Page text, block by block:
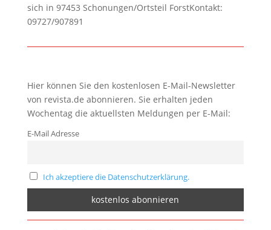
sich in 97453 Schonungen/Ortsteil ForstKontakt:
09727/907891
Hier können Sie den kostenlosen E-Mail-Newsletter
von revista.de abonnieren. Sie erhalten jeden
Wochentag die aktuellsten Meldungen per E-Mail:
E-Mail Adresse
Ich akzeptiere die Datenschutzerklärung.